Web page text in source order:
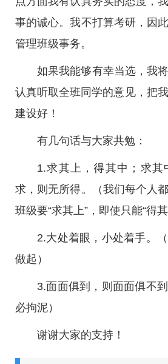
事的诚心。我不打算考研，因
管理班级事务。
如果我能够有幸当选，我
认真听取全班同学的意见，把
建设好！
有几句话与大家共勉：
1.求其上，得其中；求其
求，则无所得。（我们每个人
班级要“求其上”，即使只能“得其
2.大处着眼，小处着手。
做起）
3.面面俱到，则面面俱不
必拘泥）
谢谢大家的支持！